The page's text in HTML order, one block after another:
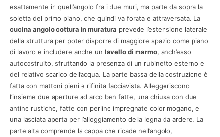
esattamente in quell’angolo fra i due muri, ma parte da sopra la
soletta del primo piano, che quindi va forata e attraversata. La
cucina angolo cottura in muratura prevede l’estensione laterale
della struttura per poter disporre di maggiore spazio come piano
di lavoro e includere anche un lavello di marmo, anch’esso
autocostruito, sfruttando la presenza di un rubinetto esterno e
del relativo scarico dell’acqua. La parte bassa della costruzione è
fatta con mattoni pieni e rifinita facciavista. Alleggeriscono
l’insieme due aperture ad arco ben fatte, una chiusa con due
antine rustiche, fatte con perline impregnate color mogano, e
una lasciata aperta per l’alloggiamento della legna da ardere. La
parte alta comprende la cappa che ricade nell’angolo,